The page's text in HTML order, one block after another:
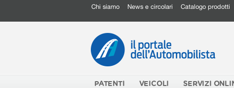
Chi siamo News e circolari Catalogo prodotti
PATENTI VEICOLI SERVIZI